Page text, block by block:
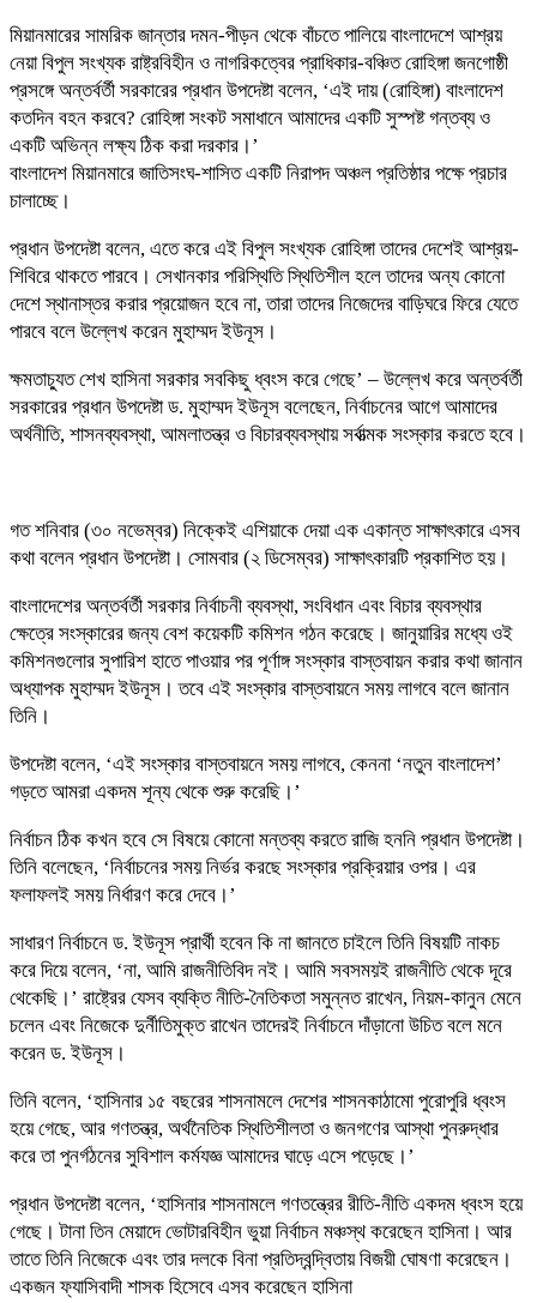
মিয়ানমারের সামরিক জান্তার দমন-পীড়ন থেকে বাঁচতে পালিয়ে বাংলাদেশে আশ্রয়
নেয়া বিপুল সংখ্যক রাষ্ট্রবিহীন ও নাগরিকত্বের প্রাধিকার-বঞ্চিত রোহিঙ্গা জনগোষ্ঠী
প্রসঙ্গে অন্তর্বর্তী সরকারের প্রধান উপদেষ্টা বলেন, ‘এই দায় (রোহিঙ্গা) বাংলাদেশ
কতদিন বহন করবে? রোহিঙ্গা সংকট সমাধানে আমাদের একটি সুস্পষ্ট গন্তব্য ও
একটি অভিন্ন লক্ষ্য ঠিক করা দরকার।’
বাংলাদেশ মিয়ানমারে জাতিসংঘ-শাসিত একটি নিরাপদ অঞ্চল প্রতিষ্ঠার পক্ষে প্রচার
চালাচ্ছে।
প্রধান উপদেষ্টা বলেন, এতে করে এই বিপুল সংখ্যক রোহিঙ্গা তাদের দেশেই আশ্রয়-
শিবিরে থাকতে পারবে। সেখানকার পরিস্থিতি স্থিতিশীল হলে তাদের অন্য কোনো
দেশে স্থানাস্তর করার প্রয়োজন হবে না, তারা তাদের নিজেদের বাড়িঘরে ফিরে যেতে
পারবে বলে উল্লেখ করেন মুহাম্মদ ইউনূস।
ক্ষমতাচ্যুত শেখ হাসিনা সরকার সবকিছু ধ্বংস করে গেছে’ – উল্লেখ করে অন্তর্বর্তী
সরকারের প্রধান উপদেষ্টা ড. মুহাম্মদ ইউনূস বলেছেন, নির্বাচনের আগে আমাদের
অর্থনীতি, শাসনব্যবস্থা, আমলাতন্ত্র ও বিচারব্যবস্থায় সর্বাত্মক সংস্কার করতে হবে।
গত শনিবার (৩০ নভেম্বর) নিক্কেই এশিয়াকে দেয়া এক একান্ত সাক্ষাৎকারে এসব
কথা বলেন প্রধান উপদেষ্টা। সোমবার (২ ডিসেম্বর) সাক্ষাৎকারটি প্রকাশিত হয়।
বাংলাদেশের অন্তর্বর্তী সরকার নির্বাচনী ব্যবস্থা, সংবিধান এবং বিচার ব্যবস্থার
ক্ষেত্রে সংস্কারের জন্য বেশ কয়েকটি কমিশন গঠন করেছে। জানুয়ারির মধ্যে ওই
কমিশনগুলোর সুপারিশ হাতে পাওয়ার পর পূর্ণাঙ্গ সংস্কার বাস্তবায়ন করার কথা জানান
অধ্যাপক মুহাম্মদ ইউনূস। তবে এই সংস্কার বাস্তবায়নে সময় লাগবে বলে জানান
তিনি।
উপদেষ্টা বলেন, ‘এই সংস্কার বাস্তবায়নে সময় লাগবে, কেননা ‘নতুন বাংলাদেশ’
গড়তে আমরা একদম শূন্য থেকে শুরু করেছি।’
নির্বাচন ঠিক কখন হবে সে বিষয়ে কোনো মন্তব্য করতে রাজি হননি প্রধান উপদেষ্টা।
তিনি বলেছেন, ‘নির্বাচনের সময় নির্ভর করছে সংস্কার প্রক্রিয়ার ওপর। এর
ফলাফলই সময় নির্ধারণ করে দেবে।’
সাধারণ নির্বাচনে ড. ইউনূস প্রার্থী হবেন কি না জানতে চাইলে তিনি বিষয়টি নাকচ
করে দিয়ে বলেন, ‘না, আমি রাজনীতিবিদ নই। আমি সবসময়ই রাজনীতি থেকে দূরে
থেকেছি।’ রাষ্ট্রের যেসব ব্যক্তি নীতি-নৈতিকতা সমুন্নত রাখেন, নিয়ম-কানুন মেনে
চলেন এবং নিজেকে দুর্নীতিমুক্ত রাখেন তাদেরই নির্বাচনে দাঁড়ানো উচিত বলে মনে
করেন ড. ইউনূস।
তিনি বলেন, ‘হাসিনার ১৫ বছরের শাসনামলে দেশের শাসনকাঠামো পুরোপুরি ধ্বংস
হয়ে গেছে, আর গণতন্ত্র, অর্থনৈতিক স্থিতিশীলতা ও জনগণের আস্থা পুনরুদ্ধার
করে তা পুনর্গঠনের সুবিশাল কর্মযজ্ঞ আমাদের ঘাড়ে এসে পড়েছে।’
প্রধান উপদেষ্টা বলেন, ‘হাসিনার শাসনামলে গণতন্ত্রের রীতি-নীতি একদম ধ্বংস হয়ে
গেছে। টানা তিন মেয়াদে ভোটারবিহীন ভুয়া নির্বাচন মঞ্চস্থ করেছেন হাসিনা। আর
তাতে তিনি নিজেকে এবং তার দলকে বিনা প্রতিদ্বন্দ্বিতায় বিজয়ী ঘোষণা করেছেন।
একজন ফ্যাসিবাদী শাসক হিসেবে এসব করেছেন হাসিনা